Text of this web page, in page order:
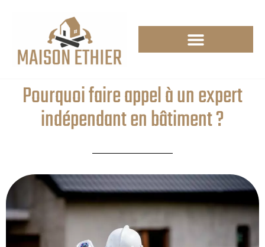
Pourquoi faire appel à un expert
indépendant en bâtiment ?